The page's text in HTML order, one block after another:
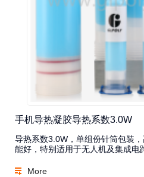
手机导热凝胶导热系数3.0W
导热系数3.0W，单组份针筒包装
能好，特别适用于无人机及集成电
More